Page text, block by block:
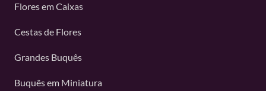
Flores em Caixas
Cestas de Flores
Grandes Buquês
Buquês em Miniatura